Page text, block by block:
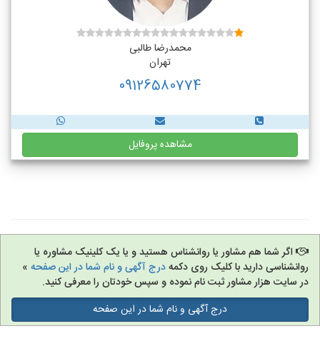
محمدرضا طالبی
تهران
09126580774
مشاهده پروفایل
اگر شما هم مشاور یا روانشناس هستید و یا یک کلینیک مشاوره یا
روانشناسی دارید با کلیک روی دکمهدرج آگهی و نام شما در این صفحه »
در سایت هزار مشاور ثبت نام نموده و سپس خودتان را معرفی کنید.
درج آگهی و نام شما در این صفحه